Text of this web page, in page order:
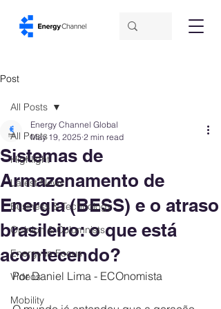
Post
All Posts
Highlight
Latest News
Business & Technology
Opinion & Columnists
Energy in Focus
Videos
Mobility
All Posts
Sistemas de
Armazenamento de
Energia (BESS) e o atraso
brasileiro: o que está
acontecendo?
Energy Channel Global
May 19, 2025 2 min read
Por Daniel Lima - ECOnomista